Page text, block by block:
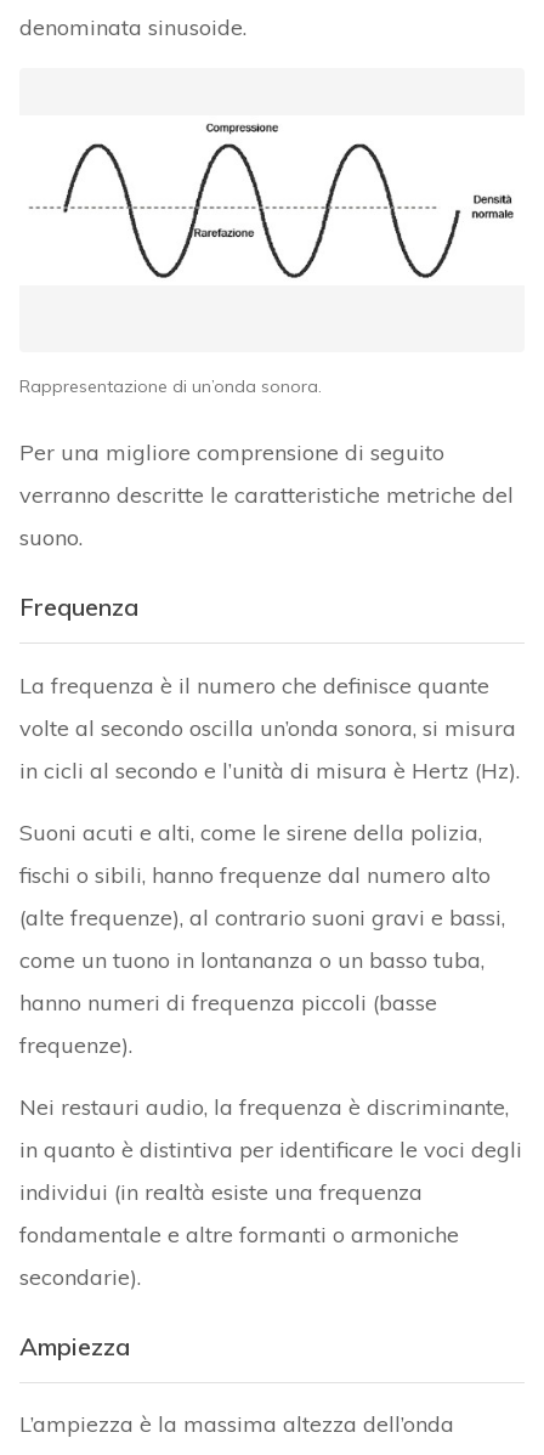
denominata sinusoide.
Rappresentazione di un’onda sonora.
Per una migliore comprensione di seguito
verranno descritte le caratteristiche metriche del
suono.
Frequenza
La frequenza è il numero che definisce quante
volte al secondo oscilla un’onda sonora, si misura
in cicli al secondo e l’unità di misura è Hertz (Hz).
Suoni acuti e alti, come le sirene della polizia,
fischi o sibili, hanno frequenze dal numero alto
(alte frequenze), al contrario suoni gravi e bassi,
come un tuono in lontananza o un basso tuba,
hanno numeri di frequenza piccoli (basse
frequenze).
Nei restauri audio, la frequenza è discriminante,
in quanto è distintiva per identificare le voci degli
individui (in realtà esiste una frequenza
fondamentale e altre formanti o armoniche
secondarie).
Ampiezza
L’ampiezza è la massima altezza dell’onda